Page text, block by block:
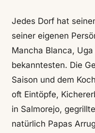
Jedes Dorf hat
seiner eigenen
Mancha Blanca,
bekanntesten. Die
Saison und dem
oft Eintöpfe,
in Salmorejo,
natürlich Papas